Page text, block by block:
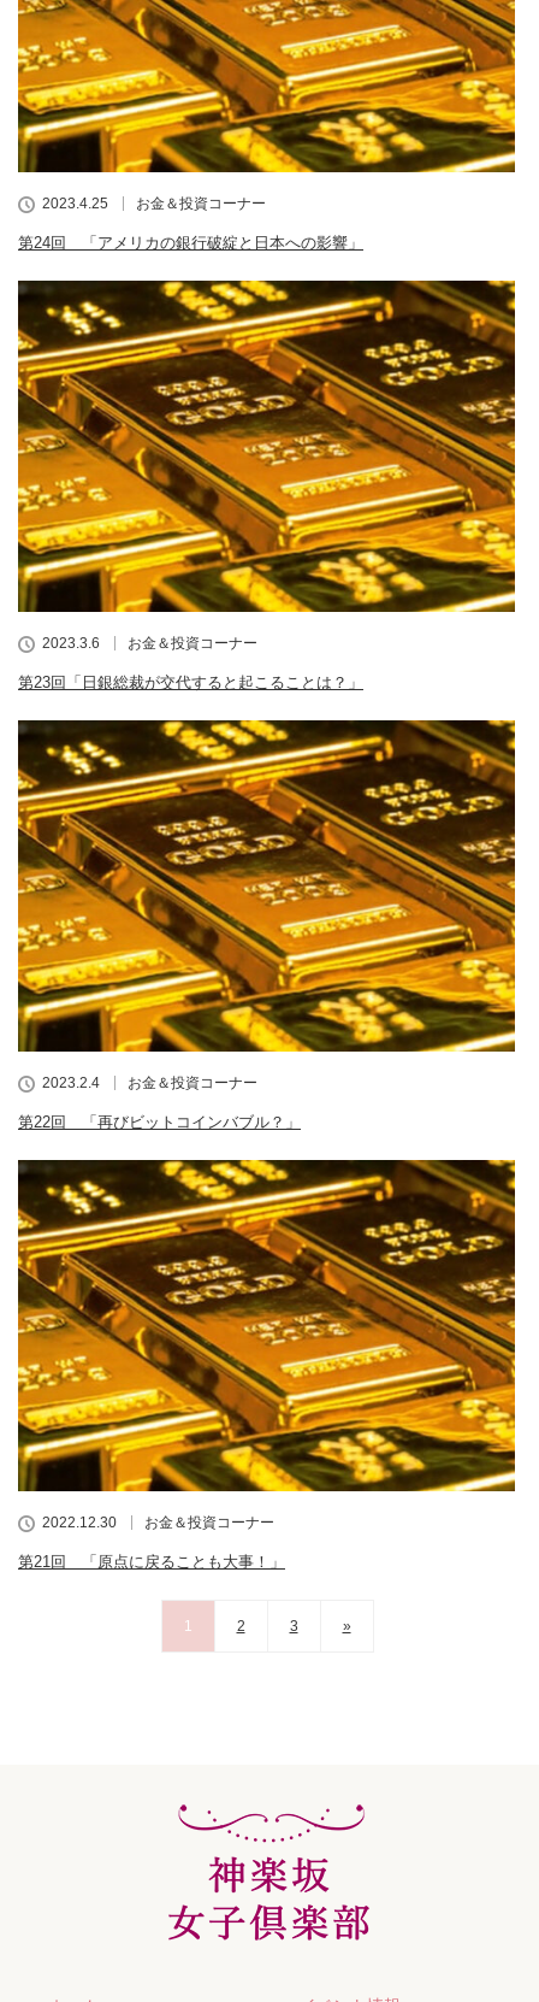
2023.4.25 お金＆投資コーナー
第24回 「アメリカの銀行破綻と日本への影響」
2023.3.6 お金＆投資コーナー
第23回「日銀総裁が交代すると起こることは？」
2023.2.4 お金＆投資コーナー
第22回 「再びビットコインバブル？」
2022.12.30 お金＆投資コーナー
第21回 「原点に戻ることも大事！」
1 2 3 »